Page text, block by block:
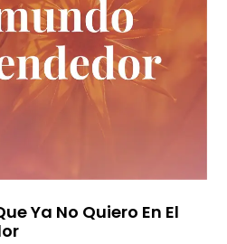
Ya No Quiero En El